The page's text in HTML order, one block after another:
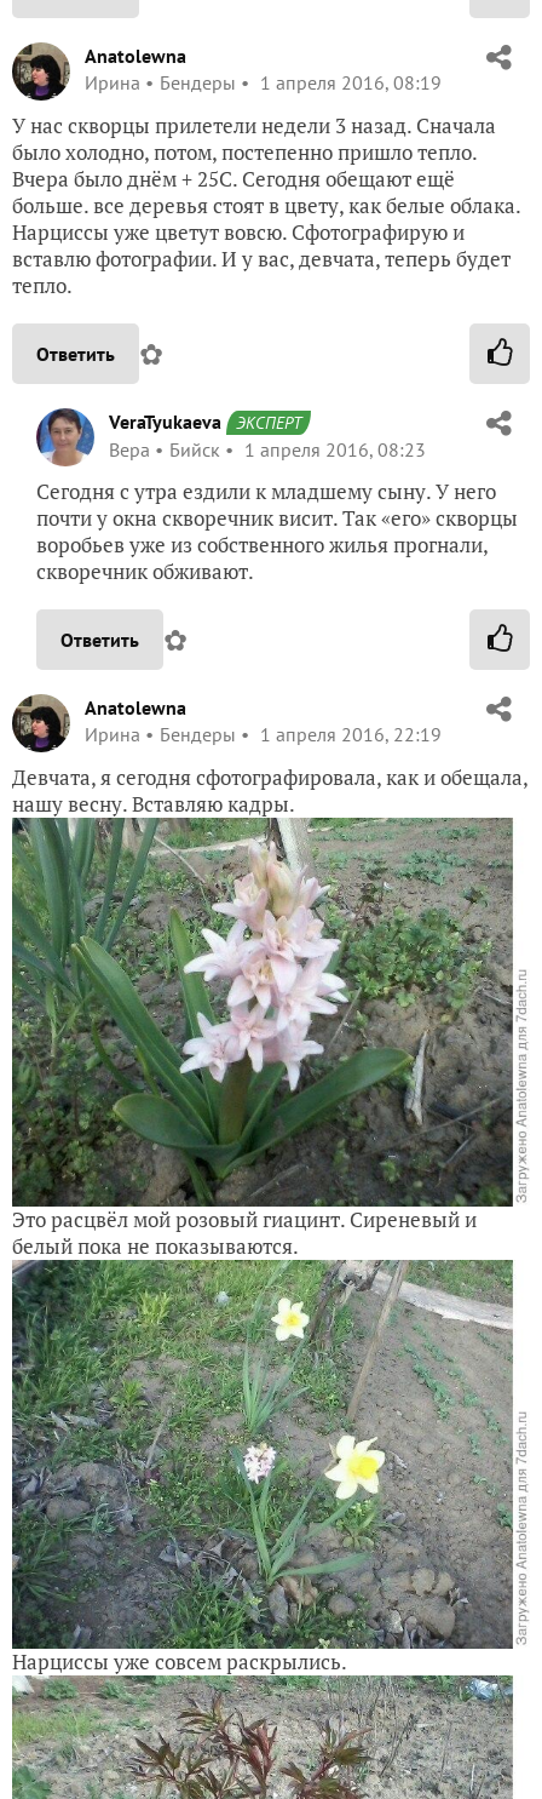
Anatolewna
Ирина
Бендеры 1 апреля 2016, 08:19
У нас скворцы прилетели недели 3 назад. Сначала
было холодно, потом, постепенно пришло тепло.
Вчера было днём + 25С. Сегодня обещают ещё
больше. все деревья стоят в цвету, как белые облака.
Нарциссы уже цветут вовсю. Сфотографирую и
вставлю фотографии. И у вас, девчата, теперь будет
тепло.
Ответить ✿
VeraTyukaeva ЭКСПЕРТ
Вера Бийск 1 апреля 2016, 08:23
Сегодня с утра ездили к младшему сыну. У него
почти у окна скворечник висит. Так «его» скворцы
воробьев уже из собственного жилья прогнали,
скворечник обживают.
Ответить ✿
Anatolewna
Ирина
Бендеры 1 апреля 2016, 22:19
Девчата, я сегодня сфотографировала, как и обещала,
нашу весну. Вставляю кадры.
Это расцвёл мой розовый гиацинт. Сиреневый и
белый пока не показываются.
Нарциссы уже совсем раскрылись.